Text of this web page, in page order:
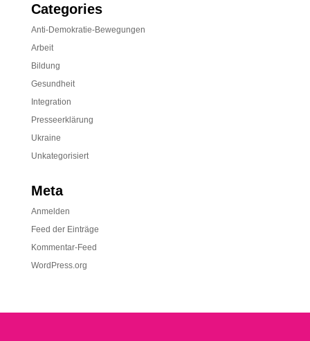
Categories
Anti-Demokratie-Bewegungen
Arbeit
Bildung
Gesundheit
Integration
Presseerklärung
Ukraine
Unkategorisiert
Meta
Anmelden
Feed der Einträge
Kommentar-Feed
WordPress.org